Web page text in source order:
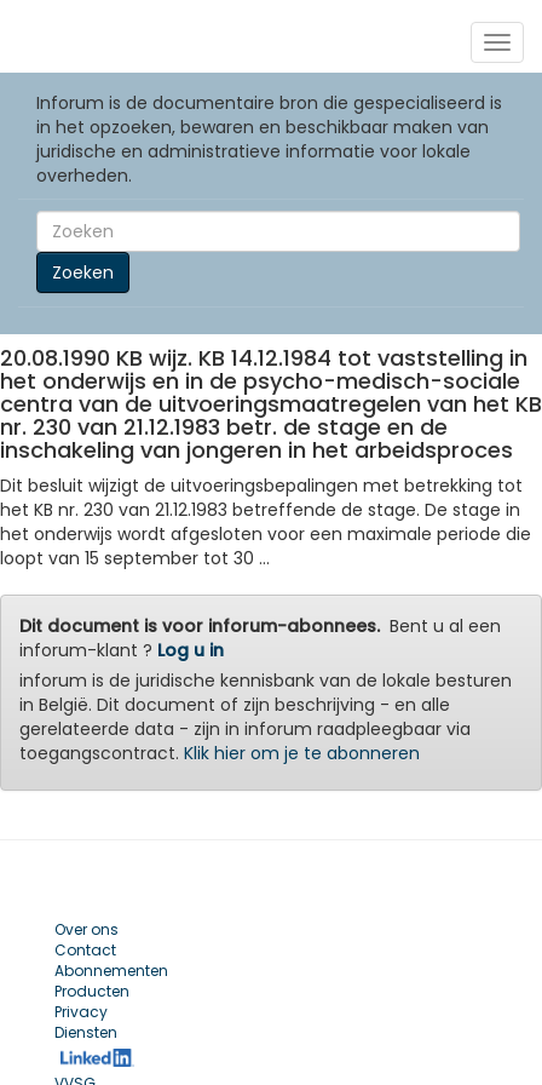
Inforum is de documentaire bron die gespecialiseerd is
in het opzoeken, bewaren en beschikbaar maken van
juridische en administratieve informatie voor lokale
overheden.
Zoeken
20.08.1990 KB wijz. KB 14.12.1984 tot vaststelling in
het onderwijs en in de psycho-medisch-sociale
centra van de uitvoeringsmaatregelen van het KB
nr. 230 van 21.12.1983 betr. de stage en de
inschakeling van jongeren in het arbeidsproces
Dit besluit wijzigt de uitvoeringsbepalingen met betrekking tot
het KB nr. 230 van 21.12.1983 betreffende de stage. De stage in
het onderwijs wordt afgesloten voor een maximale periode die
loopt van 15 september tot 30 ...
Dit document is voor inforum-abonnees.Bent u al een
inforum-klant ? Log u in
inforum is de juridische kennisbank van de lokale besturen
in België. Dit document of zijn beschrijving - en alle
gerelateerde data - zijn in inforum raadpleegbaar via
toegangscontract. Klik hier om je te abonneren
Over ons
Contact
Abonnementen
Producten
Privacy
Diensten